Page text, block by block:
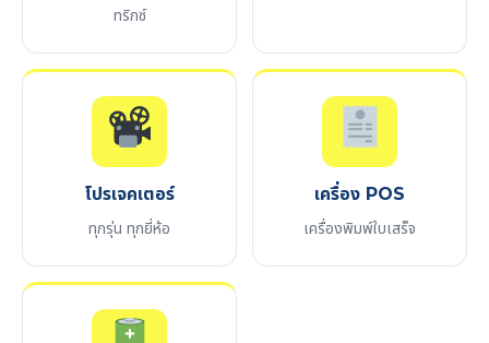
ทริกซ์
โปรเจคเตอร์
ทุกรุ่น ทุกยี่ห้อ
เครื่อง POS
เครื่องพิมพ์ใบเสร็จ